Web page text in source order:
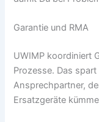
Garantie und RMA
UWIMP koordiniert
Prozesse. Das
Ansprechpartner,
Ersatzgeräte